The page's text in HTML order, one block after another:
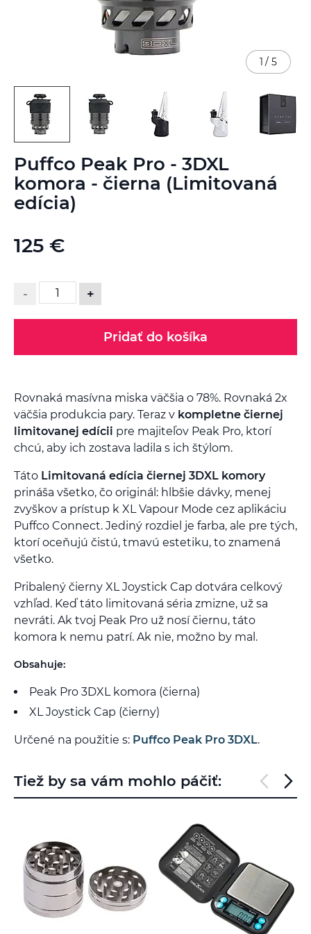
Puffco Peak Pro - 3DXL
komora - čierna (Limitovaná
edícia)
125 €
- +
Pridať do košíka
Rovnaká masívna miska väčšia o 78%. Rovnaká 2x
väčšia produkcia pary. Teraz v kompletne čiernej
limitovanej edícii pre majiteľov Peak Pro, ktorí
chcú, aby ich zostava ladila s ich štýlom.
Táto Limitovaná edícia čiernej 3DXL komory
prináša všetko, čo originál: hlbšie dávky, menej
zvyškov a prístup k XL Vapour Mode cez aplikáciu
Puffco Connect. Jediný rozdiel je farba, ale pre tých,
ktorí oceňujú čistú, tmavú estetiku, to znamená
všetko.
Pribalený čierny XL Joystick Cap dotvára celkový
vzhľad. Keď táto limitovaná séria zmizne, už sa
nevráti. Ak tvoj Peak Pro už nosí čiernu, táto
komora k nemu patrí. Ak nie, možno by mal.
Obsahuje:
Peak Pro 3DXL komora (čierna)
XL Joystick Cap (čierny)
Určené na použitie s: Puffco Peak Pro 3DXL.
1 / 5
na
začiatok
galérie
obrázkov
Tiež by sa vám mohlo páčiť: